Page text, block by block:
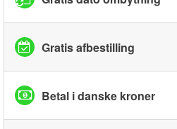
Gratis afbestilling
Betal i danske kroner